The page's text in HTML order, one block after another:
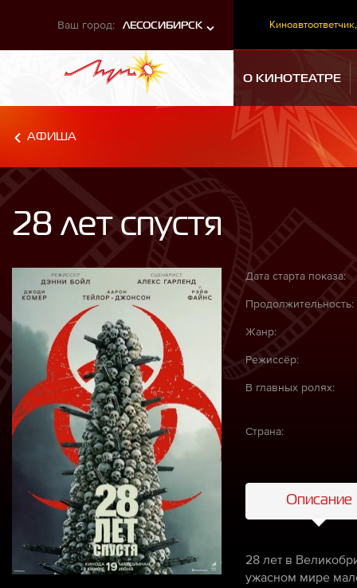
Ваш город: ЛЕСОСИБИРСК Киноавтоответчик,
О КИНОТЕАТРЕ
АФИША
28 лет спустя
Дата старта показа:
Продолжительность:
Жанр:
Режиссёр:
В главных ролях:
Страна:
Описание
28 лет в
ужасном мире